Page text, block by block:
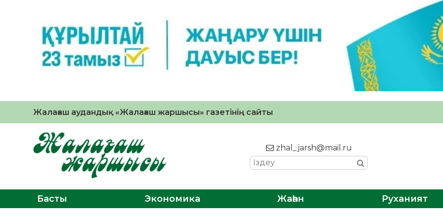
Жалағаш аудандық «Жалағаш жаршысы» газетінің сайты
zhal_jarsh@mail.ru
Басты Экономика Жаһан Руханият